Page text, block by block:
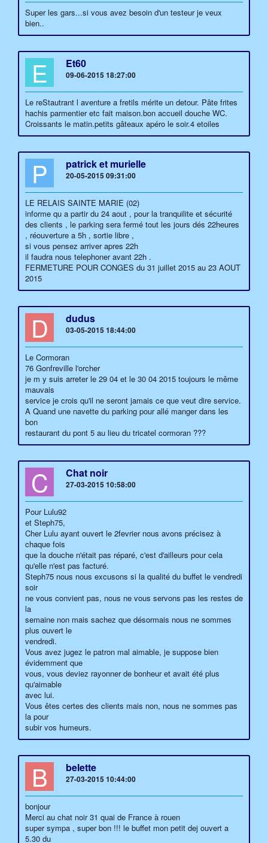
Super les gars...si vous avez besoin d'un testeur je veux
bien..
E Et60
09-06-2015 18:27:00
Le reStautrant l aventure a fretils mérite un detour. Pâte frites
hachis parmentier etc fait maison.bon accueil douche WC.
Croissants le matin.petits gâteaux apéro le soir.4 etoiles
P patrick et murielle
20-05-2015 09:31:00
LE RELAIS SAINTE MARIE (02)
informe qu a partir du 24 aout , pour la tranquilite et sécurité
des clients , le parking sera fermé tout les jours dés 22heures
, réouverture a 5h , sortie libre ,
si vous pensez arriver apres 22h
il faudra nous telephoner avant 22h .
FERMETURE POUR CONGES du 31 juillet 2015 au 23 AOUT
2015
D dudus
03-05-2015 18:44:00
Le Cormoran
76 Gonfreville l'orcher
je m y suis arreter le 29 04 et le 30 04 2015 toujours le même
mauvais
service je crois qu'il ne seront jamais ce que veut dire service.
A Quand une navette du parking pour allé manger dans les
bon
restaurant du pont 5 au lieu du tricatel cormoran ???
C Chat noir
27-03-2015 10:58:00
Pour Lulu92
et Steph75,
Cher Lulu ayant ouvert le 2fevrier nous avons précisez à
chaque fois
que la douche n'était pas réparé, c'est d'ailleurs pour cela
qu'elle n'est pas facturé.
Steph75 nous nous excusons si la qualité du buffet le vendredi
soir
ne vous convient pas, nous ne vous servons pas les restes de
la
semaine non mais sachez que désormais nous ne sommes
plus ouvert le
vendredi.
Vous avez jugez le patron mal aimable, je suppose bien
évidemment que
vous, vous deviez rayonner de bonheur et avait été plus
qu'aimable
avec lui.
Vous êtes certes des clients mais non, nous ne sommes pas
la pour
subir vos humeurs.
B belette
27-03-2015 10:44:00
bonjour
Merci au chat noir 31 quai de France à rouen
super sympa , super bon !!! le buffet mon petit dej ouvert a
5.30 du